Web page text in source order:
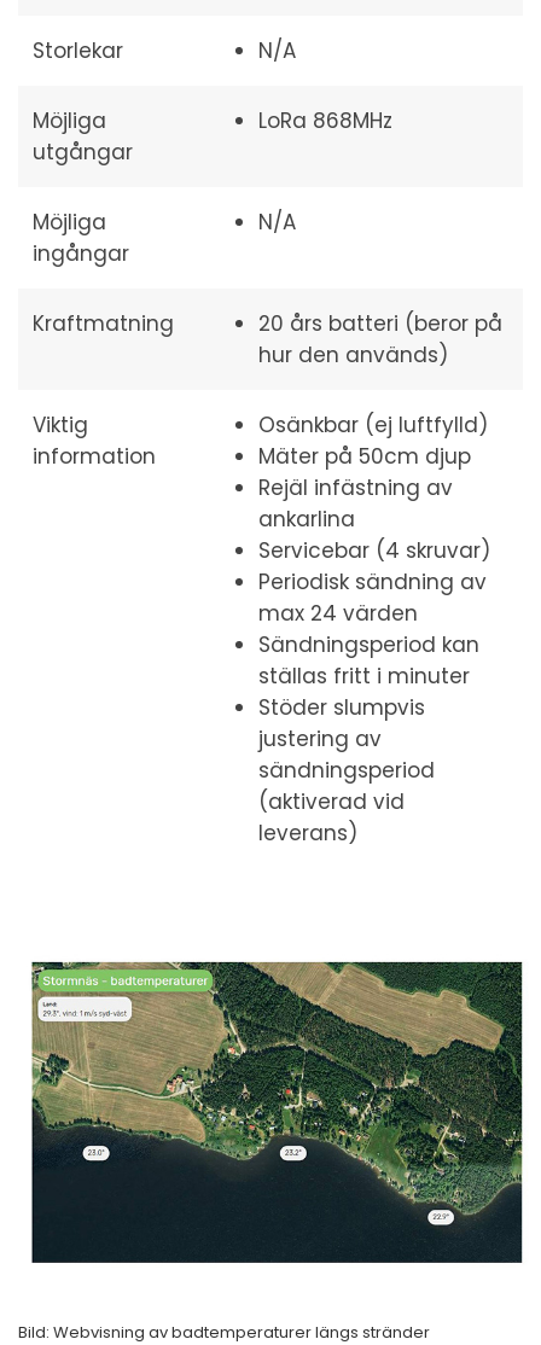
Storlekar N/A
Möjliga
utgångar
LoRa 868MHz
Möjliga
ingångar
N/A
Kraftmatning
20 års batteri (beror på
hur den används)
Viktig
information
Osänkbar (ej luftfylld)
Mäter på 50cm djup
Rejäl infästning av
ankarlina
Servicebar (4 skruvar)
Periodisk sändning av
max 24 värden
Sändningsperiod kan
ställas fritt i minuter
Stöder slumpvis
justering av
sändningsperiod
(aktiverad vid
leverans)
Bild: Webvisning av badtemperaturer längs stränder